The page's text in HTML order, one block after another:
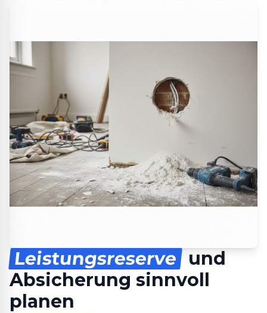
Leistungsreserve
und
Absicherung sinnvoll
planen